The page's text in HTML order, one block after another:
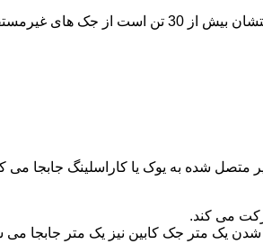
برای آسانسورهایی که ظرفیتشان 30 تن است از جک مستقیم
متصل شده به یوک یا کاراسلینگ جابجا
می کند.
یک متر جک کابین نیز یک متر جابجا